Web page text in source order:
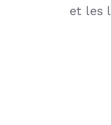
et les